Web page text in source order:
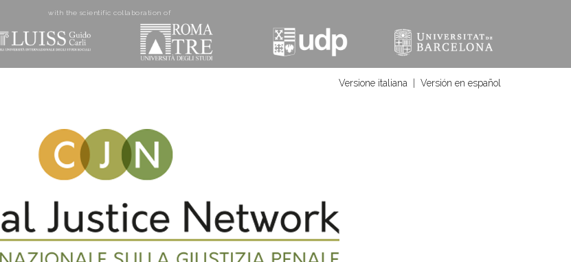
with the scientific collaboration of
Versione italiana Versión en español